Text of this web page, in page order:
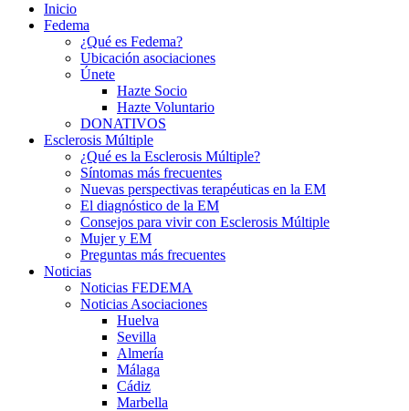
Inicio
Fedema
¿Qué es Fedema?
Ubicación asociaciones
Únete
Hazte Socio
Hazte Voluntario
DONATIVOS
Esclerosis Múltiple
¿Qué es la Esclerosis Múltiple?
Síntomas más frecuentes
Nuevas perspectivas terapéuticas en la EM
El diagnóstico de la EM
Consejos para vivir con Esclerosis Múltiple
Mujer y EM
Preguntas más frecuentes
Noticias
Noticias FEDEMA
Noticias Asociaciones
Huelva
Sevilla
Almería
Málaga
Cádiz
Marbella